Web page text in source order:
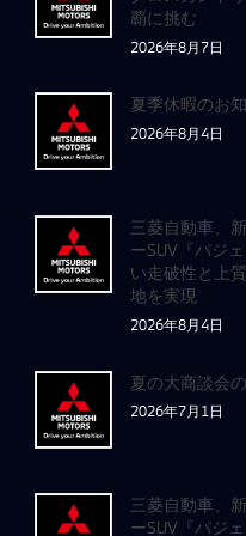
覇に挑む
2026年8月7日
夏季休暇のお
2026年8月4日
三菱自動車、
ーSUV『パジ
い走破性と上
地を実現
2026年8月4日
夏の大商談会
2026年7月1日
三菱自動車、
ーSUV『パジ